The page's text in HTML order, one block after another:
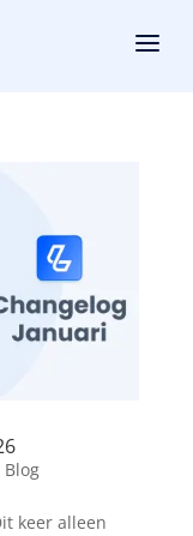
a
Blog
keer alleen